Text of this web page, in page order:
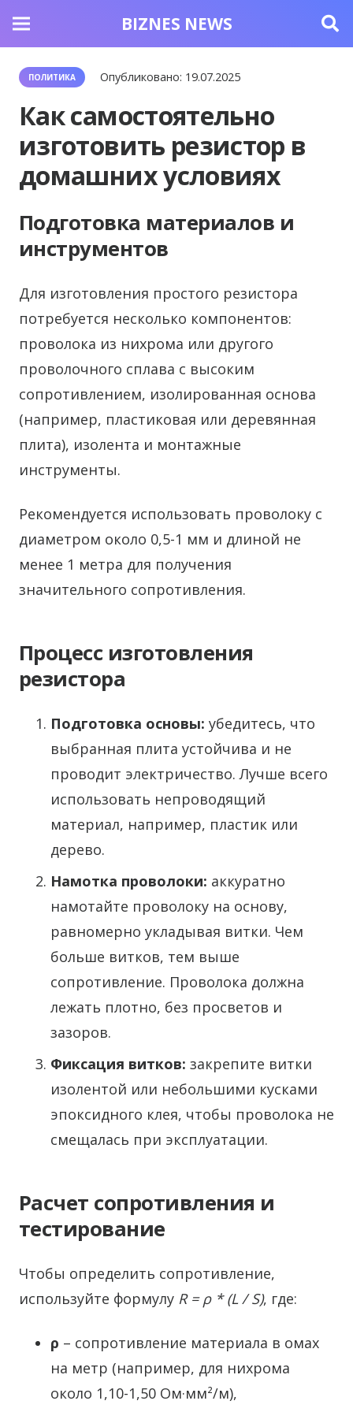
BIZNES NEWS
ПОЛИТИКА Опубликовано: 19.07.2025
Как самостоятельно
изготовить резистор в
домашних условиях
Подготовка материалов и
инструментов
Для изготовления простого резистора
потребуется несколько компонентов:
проволока из нихрома или другого
проволочного сплава с высоким
сопротивлением, изолированная основа
(например, пластиковая или деревянная
плита), изолента и монтажные
инструменты.
Рекомендуется использовать проволоку с
диаметром около 0,5-1 мм и длиной не
менее 1 метра для получения
значительного сопротивления.
Процесс изготовления
резистора
Подготовка основы: убедитесь, что
выбранная плита устойчива и не
проводит электричество. Лучше всего
использовать непроводящий
материал, например, пластик или
дерево.
Намотка проволоки: аккуратно
намотайте проволоку на основу,
равномерно укладывая витки. Чем
больше витков, тем выше
сопротивление. Проволока должна
лежать плотно, без просветов и
зазоров.
Фиксация витков: закрепите витки
изолентой или небольшими кусками
эпоксидного клея, чтобы проволока не
смещалась при эксплуатации.
Расчет сопротивления и
тестирование
Чтобы определить сопротивление,
используйте формулу R = ρ * (L / S), где:
ρ – сопротивление материала в омах
на метр (например, для нихрома
около 1,10-1,50 Ом·мм²/м),